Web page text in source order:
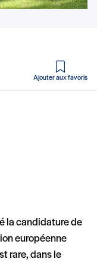
Ajouter aux favoris
la candidature de
européenne
rare, dans le